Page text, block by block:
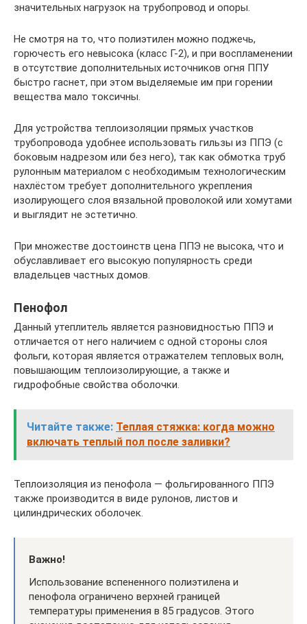
значительных нагрузок на трубопровод и опоры.
Не смотря на то, что полиэтилен можно поджечь,
горючесть его невысока (класс Г-2), и при воспламенении
в отсутствие дополнительных источников огня ППУ
быстро гаснет, при этом выделяемые им при горении
вещества мало токсичны.
Для устройства теплоизоляции прямых участков
трубопровода удобнее использовать гильзы из ППЭ (с
боковым надрезом или без него), так как обмотка труб
рулонным материалом с необходимым технологическим
нахлёстом требует дополнительного укрепления
изолирующего слоя вязальной проволокой или хомутами
и выглядит не эстетично.
При множестве достоинств цена ППЭ не высока, что и
обуславливает его высокую популярность среди
владельцев частных домов.
Пенофол
Данный утеплитель является разновидностью ППЭ и
отличается от него наличием с одной стороны слоя
фольги, которая является отражателем тепловых волн,
повышающим теплоизолирующие, а также и
гидрофобные свойства оболочки.
Читайте также: Теплая стяжка: когда можно
включать теплый пол после заливки?
Теплоизоляция из пенофола — фольгированного ППЭ
также производится в виде рулонов, листов и
цилиндрических оболочек.
Важно!
Использование вспененного полиэтилена и
пенофола ограничено верхней границей
температуры применения в 85 градусов. Этого